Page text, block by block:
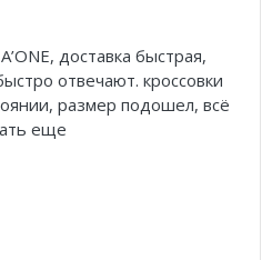
доставка быстрая,
отвечают. кроссовки
размер подошел, всё
еще